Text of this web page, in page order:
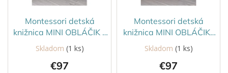
Montessori detská
knižnica MINI OBLÁČIK -
Sivá
Skladom (1 ks)
€97
Montessori detská
knižnica MINI OBLÁČIK-
bielo/ružová
Skladom (1 ks)
€97